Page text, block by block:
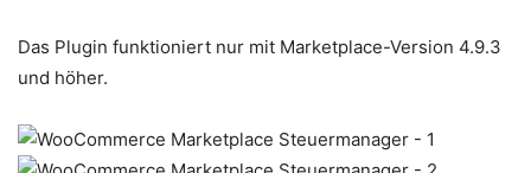
Das Plugin funktioniert nur mit Marketplace-Version 4.9.3
und höher.